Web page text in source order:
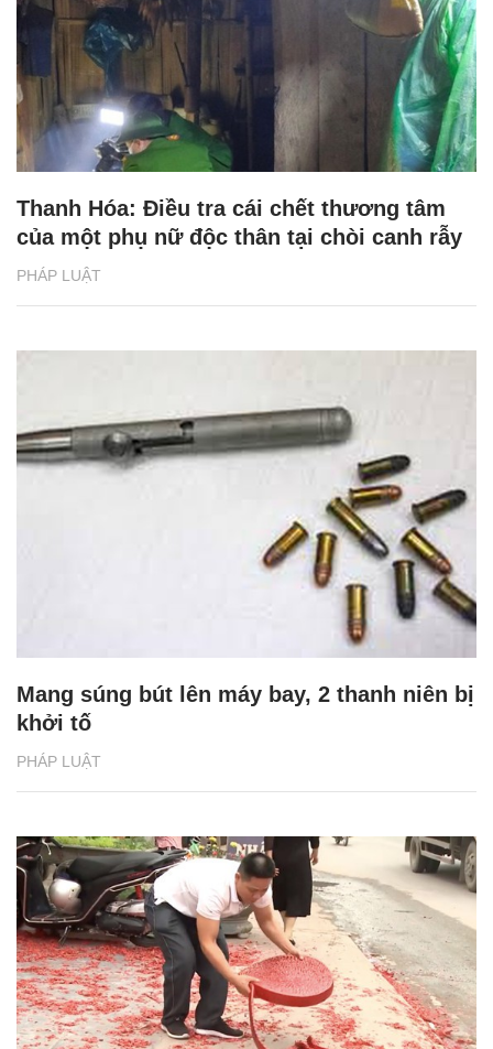
PHÁP LUẬT
Thanh Hóa: Điều tra cái chết thương tâm
của một phụ nữ độc thân tại chòi canh rẫy
PHÁP LUẬT
Mang súng bút lên máy bay, 2 thanh niên bị
khởi tố